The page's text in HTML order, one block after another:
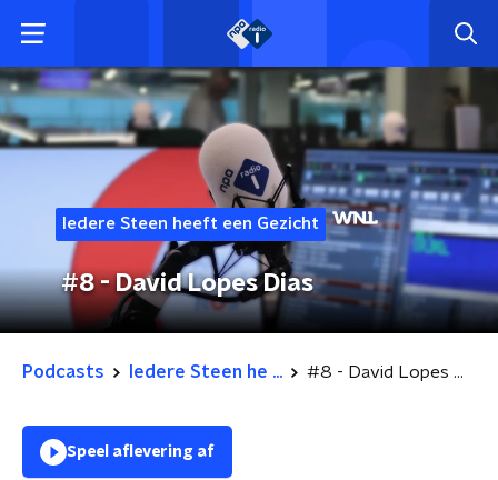
Iedere Steen heeft een Gezicht
#8 - David Lopes Dias
Podcasts Iedere Steen he ... #8 - David Lopes Dias
Speel aflevering af